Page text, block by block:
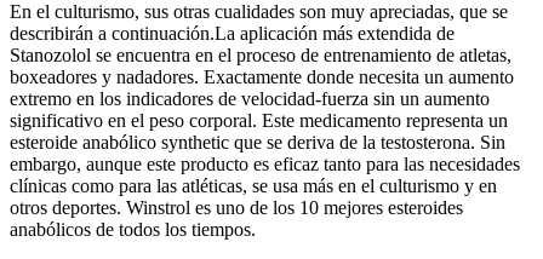
En el culturismo, sus otras cualidades son muy apreciadas, que se
describirán a continuación.La aplicación más extendida de
Stanozolol se encuentra en el proceso de entrenamiento de atletas,
boxeadores y nadadores. Exactamente donde necesita un aumento
extremo en los indicadores de velocidad-fuerza sin un aumento
significativo en el peso corporal. Este medicamento representa un
esteroide anabólico synthetic que se deriva de la testosterona. Sin
embargo, aunque este producto es eficaz tanto para las necesidades
clínicas como para las atléticas, se usa más en el culturismo y en
otros deportes. Winstrol es uno de los 10 mejores esteroides
anabólicos de todos los tiempos.